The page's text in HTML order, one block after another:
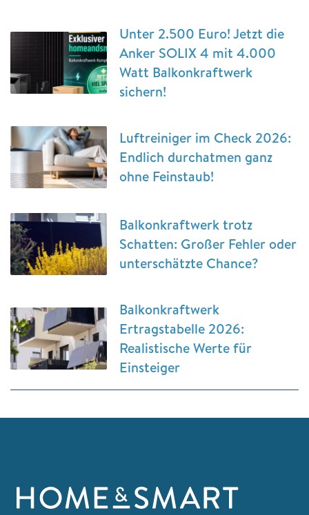
Unter 2.500 Euro! Jetzt die
Anker SOLIX 4 mit 4.000
Watt Balkonkraftwerk
sichern!
Luftreiniger im Check 2026:
Endlich durchatmen ganz
ohne Feinstaub!
Balkonkraftwerk trotz
Schatten: Großer Fehler oder
unterschätzte Chance?
Balkonkraftwerk
Ertragstabelle 2026:
Realistische Werte für
Einsteiger